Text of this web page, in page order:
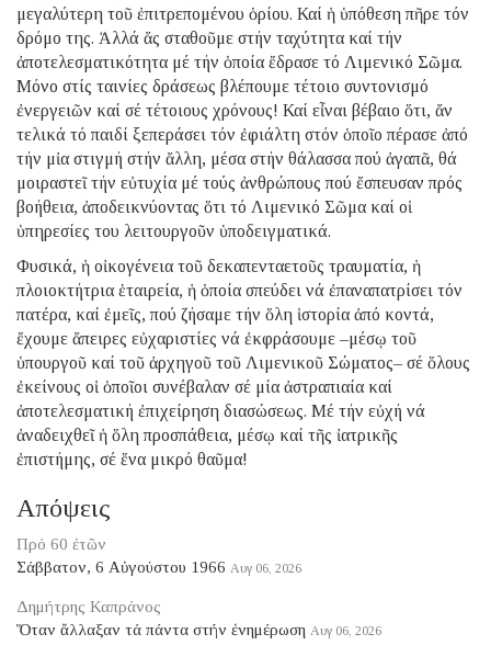
μεγαλύτερη τοῦ ἐπιτρεπομένου ὁρίου. Καί ἡ ὑπόθεση πῆρε τόν
δρόμο της. Ἀλλά ἄς σταθοῦμε στήν ταχύτητα καί τήν
ἀποτελεσματικότητα μέ τήν ὁποία ἔδρασε τό Λιμενικό Σῶμα.
Μόνο στίς ταινίες δράσεως βλέπουμε τέτοιο συντονισμό
ἐνεργειῶν καί σέ τέτοιους χρόνους! Καί εἶναι βέβαιο ὅτι, ἄν
τελικά τό παιδί ξεπεράσει τόν ἐφιάλτη στόν ὁποῖο πέρασε ἀπό
τήν μἰα στιγμή στήν ἄλλη, μέσα στήν θάλασσα πού ἀγαπᾶ, θά
μοιραστεῖ τήν εὐτυχία μέ τούς ἀνθρώπους πού ἔσπευσαν πρός
βοήθεια, ἀποδεικνύοντας ὅτι τό Λιμενικό Σῶμα καί οἱ
ὑπηρεσίες του λειτουργοῦν ὑποδειγματικά.
Φυσικά, ἡ οἰκογένεια τοῦ δεκαπενταετοῦς τραυματία, ἡ
πλοιοκτήτρια ἑταιρεία, ἡ ὁποία σπεύδει νά ἐπαναπατρίσει τόν
πατέρα, καί ἐμεῖς, πού ζήσαμε τήν ὅλη ἱστορία ἀπό κοντά,
ἔχουμε ἄπειρες εὐχαριστίες νά ἐκφράσουμε –μέσῳ τοῦ
ὑπουργοῦ καί τοῦ ἀρχηγοῦ τοῦ Λιμενικοῦ Σώματος– σέ ὅλους
ἐκείνους οἱ ὁποῖοι συνέβαλαν σέ μία ἀστραπιαία καί
ἀποτελεσματική ἐπιχείρηση διασώσεως. Μέ τήν εὐχή νά
ἀναδειχθεῖ ἡ ὅλη προσπάθεια, μέσῳ καί τῆς ἰατρικῆς
ἐπιστήμης, σέ ἕνα μικρό θαῦμα!
Απόψεις
Πρό 60 ἐτῶν
Σάββατον, 6 Αὐγούστου 1966 Αυγ 06, 2026
Δημήτρης Καπράνος
Ὅταν ἄλλαξαν τά πάντα στήν ἐνημέρωση Αυγ 06, 2026